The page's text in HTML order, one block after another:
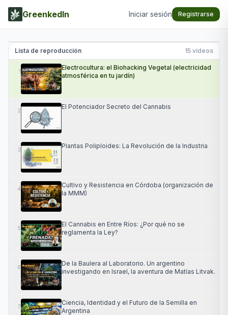
GreenkedIn Iniciar sesión Registrarse
Electrocultura: el Biohacking Vegetal (electricidad
atmosférica en tu jardín)
Lista de reproducción 15 videos
1
Electrocultura: el Biohacking Vegetal (electricidad
atmosférica en tu jardín)
2 El Potenciador Secreto del Cannabis
3 Plantas Poliploides: La Revolución de la Industria
4
Cultivo y Resistencia en Córdoba (organización de
la MMM)
5
El Cannabis en Entre Ríos: ¿Por qué no se
reglamenta la Ley?
6
De la Baulera al Laboratorio. Un argentino
investigando en Israel, la aventura de Matías Litvak.
7
Ciencia, Identidad y el Futuro de la Semilla en
Argentina